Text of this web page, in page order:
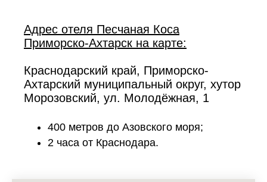
Адрес отеля Песчаная Коса
Приморско-Ахтарск на карте:
Краснодарский край, Приморско-
Ахтарский муниципальный округ, хутор
Морозовский, ул. Молодёжная, 1
400 метров до Азовского моря;
2 часа от Краснодара.